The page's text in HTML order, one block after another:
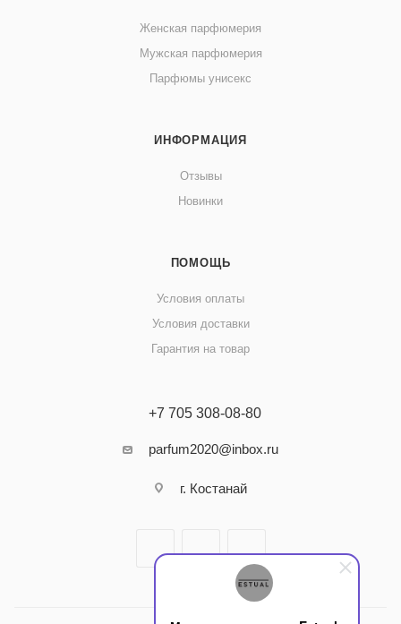
Женская парфюмерия
Мужская парфюмерия
Парфюмы унисекс
ИНФОРМАЦИЯ
Отзывы
Новинки
ПОМОЩЬ
Условия оплаты
Условия доставки
Гарантия на товар
+7 705 308-08-80
parfum2020@inbox.ru
г. Костанай